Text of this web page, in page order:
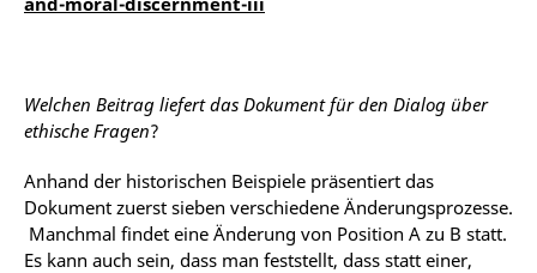
Welchen Beitrag liefert das Dokument für den Dialog über
ethische Fragen?
Anhand der historischen Beispiele präsentiert das
Dokument zuerst sieben verschiedene Änderungsprozesse.
Manchmal findet eine Änderung von Position A zu B statt.
Es kann auch sein, dass man feststellt, dass statt einer,